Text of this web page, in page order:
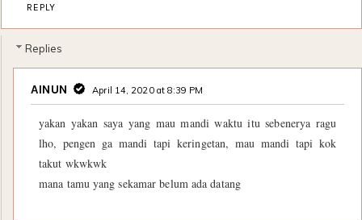
REPLY
Replies
AINUN April 14, 2020 at 8:39 PM
yakan yakan saya yang mau mandi waktu itu sebenerya ragu
lho, pengen ga mandi tapi keringetan, mau mandi tapi kok
takut wkwkwk
mana tamu yang sekamar belum ada datang